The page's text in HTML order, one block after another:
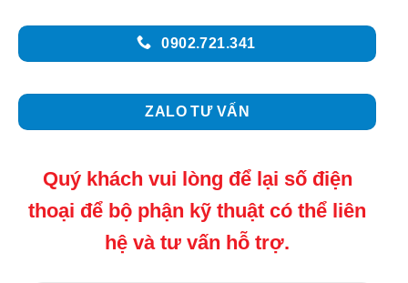
0902.721.341
ZALO TƯ VẤN
Quý khách vui lòng để lại số điện
thoại để bộ phận kỹ thuật có thể liên
hệ và tư vấn hỗ trợ.